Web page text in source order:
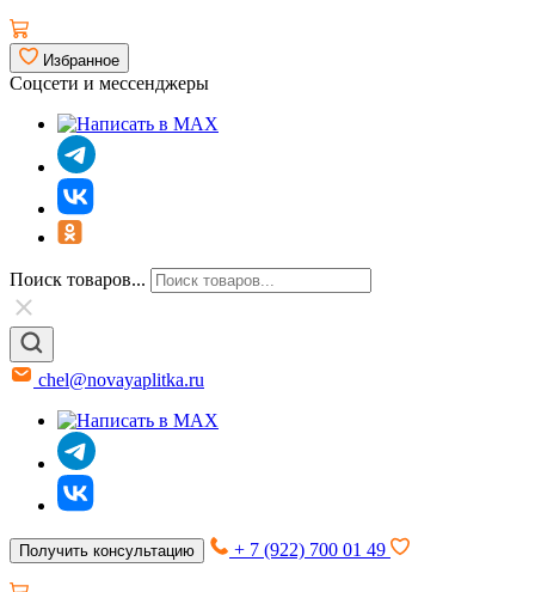
Избранное
Соцсети и мессенджеры
Поиск товаров...
chel@novayaplitka.ru
Получить консультацию + 7 (922) 700 01 49